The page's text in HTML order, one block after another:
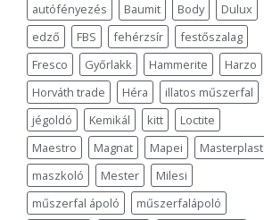
autófényezés Baumit Body
Dulux
edző
FBS fehérzsír
festőszalag
Fresco
Győrlakk Hammerite
Harzo
Horváth trade
Héra
illatos műszerfal
jégoldó
Kemikál kitt
Loctite
Maestro
Magnat Mapei
Masterplast
maszkoló
Mester
Milesi
műszerfal ápoló
műszerfalápoló